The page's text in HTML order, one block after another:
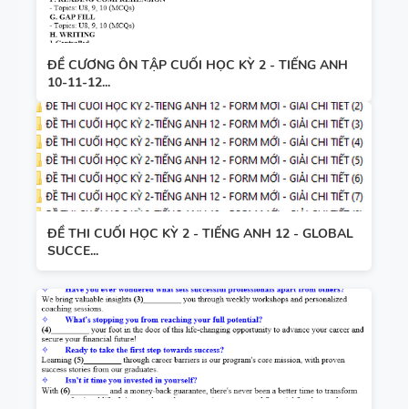
ĐỀ CƯƠNG ÔN TẬP CUỐI HỌC KỲ 2 - TIẾNG ANH
10-11-12...
ĐỀ THI CUỐI HỌC KỲ 2 - TIẾNG ANH 12 - GLOBAL
SUCCE...